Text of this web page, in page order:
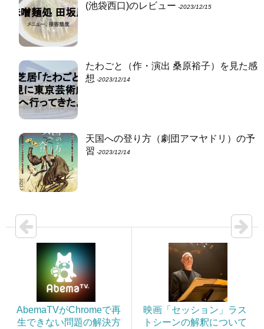
(池袋西口)のレビュー ‐2023/12/15
たわごと（作・演出 桑原裕子）を見た感
想 ‐2023/12/14
天国への登り方（劇団アマヤドリ）の予
習 ‐2023/12/14
AbemaTVがChromeで再
生できない問題の解決方
映画「セッション」ラス
トシーンの解釈について